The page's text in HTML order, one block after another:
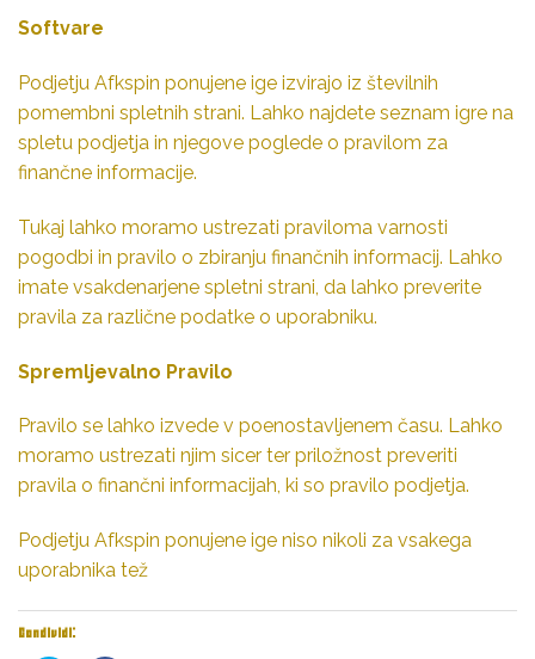
Softvare
Podjetju Afkspin ponujene ige izvirajo iz številnih
pomembni spletnih strani. Lahko najdete seznam igre na
spletu podjetja in njegove poglede o pravilom za
finančne informacije.
Tukaj lahko moramo ustrezati praviloma varnosti
pogodbi in pravilo o zbiranju finančnih informacij. Lahko
imate vsakdenarjene spletni strani, da lahko preverite
pravila za različne podatke o uporabniku.
Spremljevalno Pravilo
Pravilo se lahko izvede v poenostavljenem času. Lahko
moramo ustrezati njim sicer ter priložnost preveriti
pravila o finančni informacijah, ki so pravilo podjetja.
Podjetju Afkspin ponujene ige niso nikoli za vsakega
uporabnika tež
Condividi: